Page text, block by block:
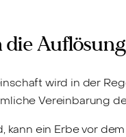
die
wird in der
Vereinbarung
kann ein Erbe vor